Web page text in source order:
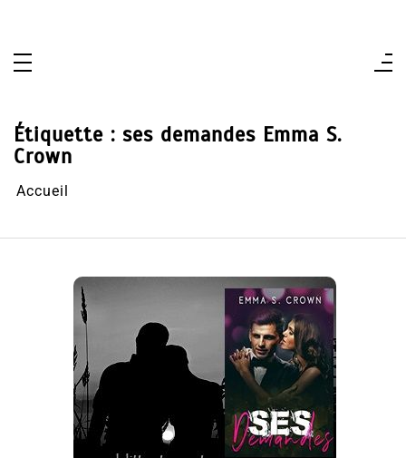
Étiquette : ses demandes Emma S.
Crown
Accueil